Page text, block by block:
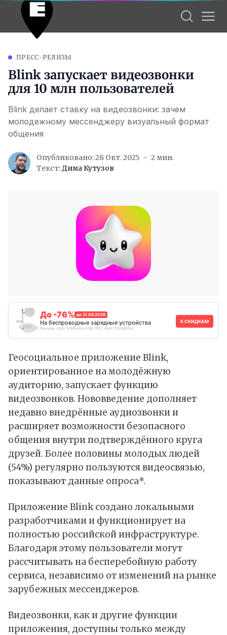
ПРЕСС-РЕЛИЗЫ
Blink запускает видеозвонки
для 10 млн пользователей
Blink делает ставку на видеозвонки: зачем
молодежному мессенджеру визуальный формат
общения
Опубликовано: 28 Окт. 2025
2 мин.
Текст:Дима Кутузов
До -76% до 31.08.2026
На беспроводные зарядные устройства
Реклама. ООО "АЛИБАБА.КОМ (РУ)", ИНН 7703380158
К СКИДКАМ
Геосоциальное приложение Blink,
ориентированное на молодёжную
аудиторию, запускает функцию
видеозвонков. Нововведение дополняет
недавно внедрённые аудиозвонки и
расширяет возможности безопасного
общения внутри подтверждённого круга
друзей. Более половины молодых людей
(54%) регулярно пользуются видеосвязью,
показывают данные опроса*.
Приложение Blink создано локальными
разработчиками и функционирует на
полностью российской инфраструктуре.
Благодаря этому пользователи могут
рассчитывать на бесперебойную работу
сервиса, независимо от изменений на рынке
зарубежных мессенджеров.
Видеозвонки, как и другие функции
приложения, доступны только между